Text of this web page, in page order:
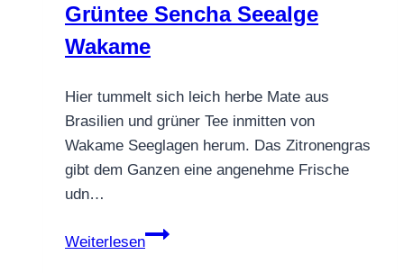
Grüntee Sencha Seealge
Wakame
Hier tummelt sich leich herbe Mate aus
Brasilien und grüner Tee inmitten von
Wakame Seeglagen herum. Das Zitronengras
gibt dem Ganzen eine angenehme Frische
udn…
Weiterlesen
Grüntee